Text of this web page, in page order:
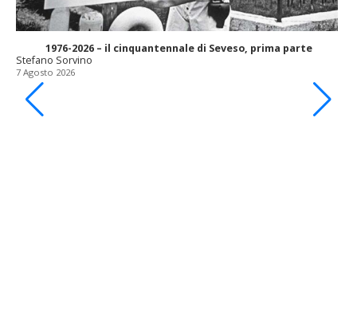
1976-2026 – il cinquantennale di Seveso, prima parte
Stefano Sorvino
7 Agosto 2026